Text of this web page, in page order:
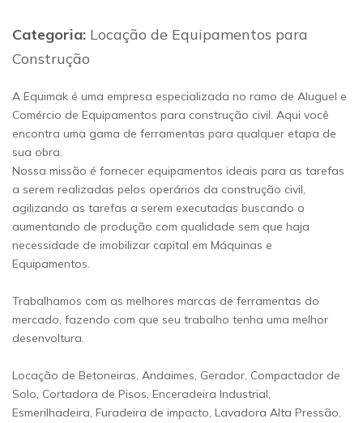
Categoria: Locação de Equipamentos para
Construção
A Equimak é uma empresa especializada no ramo de Aluguel e
Comércio de Equipamentos para construção civil. Aqui você
encontra uma gama de ferramentas para qualquer etapa de
sua obra.
Nossa missão é fornecer equipamentos ideais para as tarefas
a serem realizadas pelos operários da construção civil,
agilizando as tarefas a serem executadas buscando o
aumentando de produção com qualidade sem que haja
necessidade de imobilizar capital em Máquinas e
Equipamentos.
Trabalhamos com as melhores marcas de ferramentas do
mercado, fazendo com que seu trabalho tenha uma melhor
desenvoltura.
Locação de Betoneiras, Andaimes, Gerador, Compactador de
Solo, Cortadora de Pisos, Enceradeira Industrial,
Esmerilhadeira, Furadeira de impacto, Lavadora Alta Pressão,